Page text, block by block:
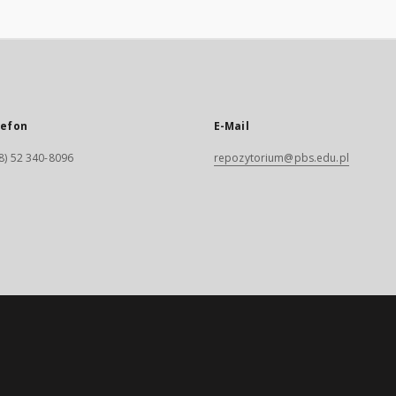
52 340-8096
E-Mail
repozytorium@pbs.edu.pl